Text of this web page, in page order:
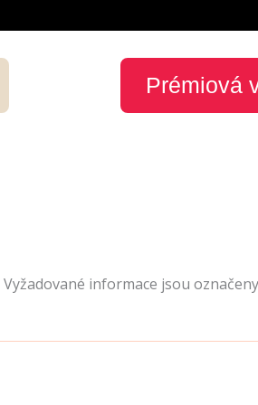
Prémiová
Vyžadované informace jsou označeny